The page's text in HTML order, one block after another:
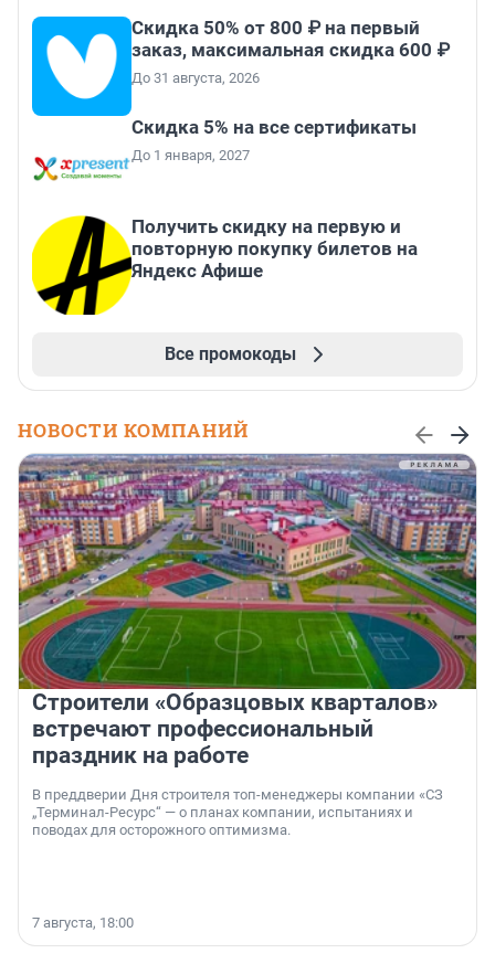
Скидка 50% от 800 ₽ на первый
заказ, максимальная скидка 600 ₽
До 31 августа, 2026
Скидка 5% на все сертификаты
До 1 января, 2027
Получить скидку на первую и
повторную покупку билетов на
Яндекс Афише
Все промокоды
НОВОСТИ КОМПАНИЙ
Строители «Образцовых кварталов»
встречают профессиональный
праздник на работе
В преддверии Дня строителя топ-менеджеры компании «СЗ
„Терминал-Ресурс“ — о планах компании, испытаниях и
поводах для осторожного оптимизма.
7 августа, 18:00